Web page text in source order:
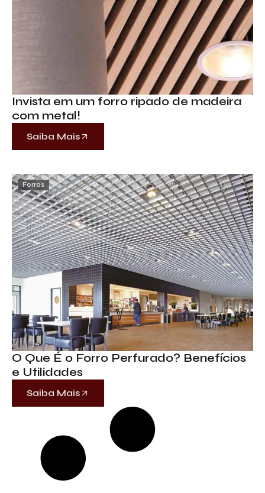
Invista em um forro ripado de madeira
com metal!
Saiba Mais
Forros
O Que É o Forro Perfurado? Benefícios
e Utilidades
Saiba Mais